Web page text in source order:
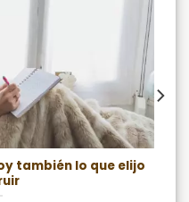
también lo que elijo